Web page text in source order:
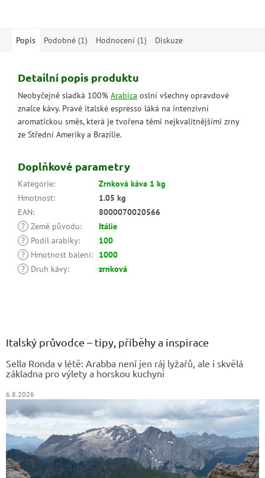
Popis Podobné (1) Hodnocení (1) Diskuze
Detailní popis produktu
Neobyčejně sladká 100% Arabica oslní všechny opravdové
znalce kávy. Pravé italské espresso láká na intenzivní
aromatickou směs, která je tvořena těmi nejkvalitnějšími zrny
ze Střední Ameriky a Brazílie.
Doplňkové parametry
Kategorie:
Zrnková káva 1 kg
Hmotnost:
1.05 kg
EAN:
8000070020566
? Země původu:
Itálie
?
Podíl arabiky:
100
?
Hmotnost balení:
1000
?
Druh kávy: zrnková
Italský průvodce – tipy, příběhy a inspirace
Sella Ronda v létě: Arabba není jen ráj lyžařů, ale i skvělá
základna pro výlety a horskou kuchyni
6.8.2026